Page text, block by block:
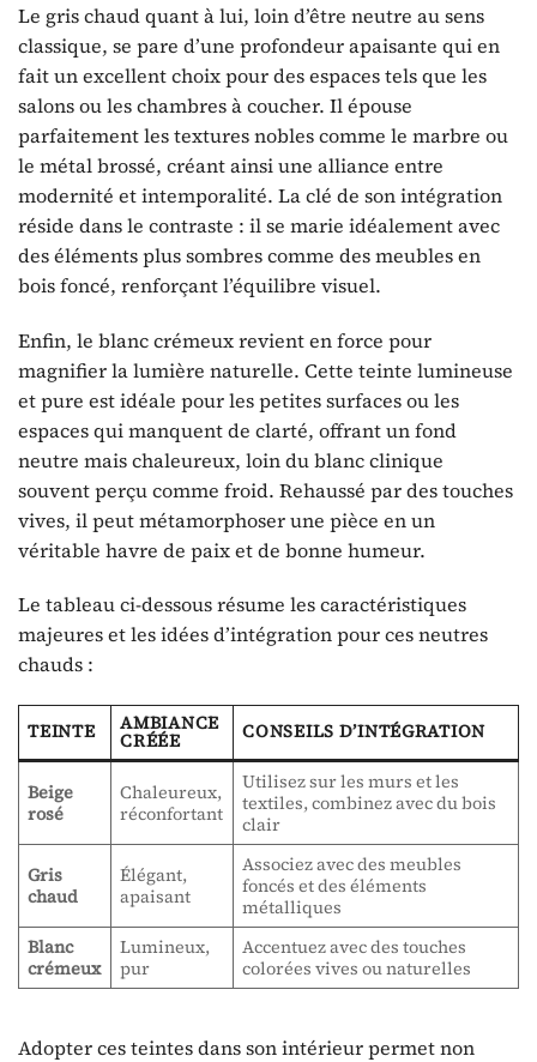
Le gris chaud quant à lui, loin d’être neutre au sens
classique, se pare d’une profondeur apaisante qui en
fait un excellent choix pour des espaces tels que les
salons ou les chambres à coucher. Il épouse
parfaitement les textures nobles comme le marbre ou
le métal brossé, créant ainsi une alliance entre
modernité et intemporalité. La clé de son intégration
réside dans le contraste : il se marie idéalement avec
des éléments plus sombres comme des meubles en
bois foncé, renforçant l’équilibre visuel.
Enfin, le blanc crémeux revient en force pour
magnifier la lumière naturelle. Cette teinte lumineuse
et pure est idéale pour les petites surfaces ou les
espaces qui manquent de clarté, offrant un fond
neutre mais chaleureux, loin du blanc clinique
souvent perçu comme froid. Rehaussé par des touches
vives, il peut métamorphoser une pièce en un
véritable havre de paix et de bonne humeur.
Le tableau ci-dessous résume les caractéristiques
majeures et les idées d’intégration pour ces neutres
chauds :
TEINTE AMBIANCE
CRÉÉE CONSEILS D’INTÉGRATION
Beige
rosé
Chaleureux,
réconfortant
Utilisez sur les murs et les
textiles, combinez avec du bois
clair
Gris
chaud
Élégant,
apaisant
Associez avec des meubles
foncés et des éléments
métalliques
Blanc
crémeux
Lumineux,
pur
Accentuez avec des touches
colorées vives ou naturelles
Adopter ces teintes dans son intérieur permet non